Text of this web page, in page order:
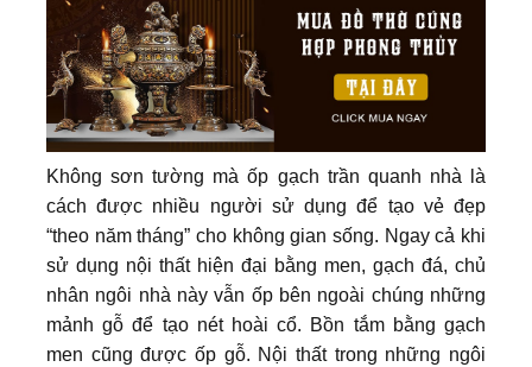
Không sơn tường mà ốp gạch trần quanh nhà là
cách được nhiều người sử dụng để tạo vẻ đẹp
“theo năm tháng” cho không gian sống. Ngay cả khi
sử dụng nội thất hiện đại bằng men, gạch đá, chủ
nhân ngôi nhà này vẫn ốp bên ngoài chúng những
mảnh gỗ để tạo nét hoài cổ. Bồn tắm bằng gạch
men cũng được ốp gỗ. Nội thất trong những ngôi